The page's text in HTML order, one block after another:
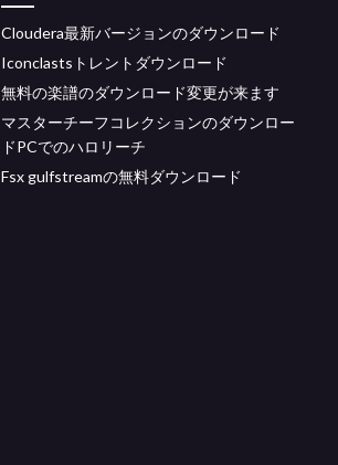
Cloudera最新バージョンのダウンロード
Iconclastsトレントダウンロード
無料の楽譜のダウンロード変更が来ます
マスターチーフコレクションのダウンロー
ドPCでのハロリーチ
Fsx gulfstreamの無料ダウンロード